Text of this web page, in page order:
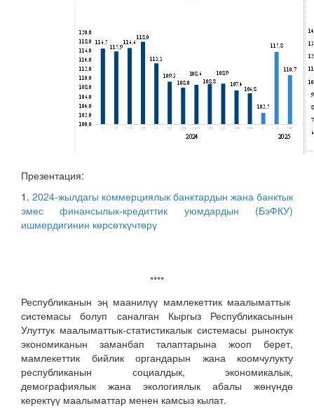
Презентация:
1. 2024-жылдагы коммерциялык банктардын жана банктык
эмес финансылык-кредиттик уюмдардын (БэФКУ)
ишмердигинин көрсөткүчтөрү
****
Республиканын эң маанилүү мамлекеттик маалыматтык
системасы болуп саналган Кыргыз Республикасынын
Улуттук маалыматтык-статистикалык системасы рыноктук
экономиканын заманбап талаптарына жооп берет,
мамлекеттик бийлик органдарын жана коомчулукту
республиканын социалдык, экономикалык,
демографиялык жана экологиялык абалы жөнүндө
керектүү маалыматтар менен камсыз кылат.